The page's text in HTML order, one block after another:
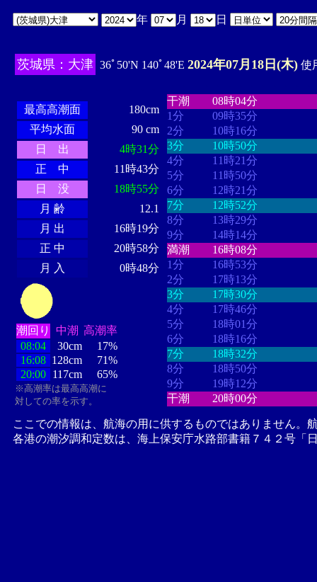
年 月 日
茨城県：大津 36ﾟ50'N 140ﾟ48'E 2024年07月18日(木) 使
最高高潮面
180cm
平均水面
90 cm
日 出
4時31分
正 中
11時43分
日 没
18時55分
月 齢
12.1
月 出
16時19分
正 中
20時58分
月 入
0時48分
潮回り 中潮 高潮率
08:04
30cm
17%
16:08 128cm
71%
20:00 117cm 65%
※高潮率は最高高潮に
対しての率を示す。
干潮
08時04分
1分
09時35分
2分
10時16分
3分
10時50分
4分
11時21分
5分
11時50分
6分
12時21分
7分
12時52分
8分
13時29分
9分
14時14分
満潮
16時08分
1分
16時53分
2分
17時13分
3分
17時30分
4分
17時46分
5分
18時01分
6分
18時16分
7分
18時32分
8分
18時50分
9分
19時12分
干潮
20時00分
ここでの情報は、航海の用に供するものではありません。
各港の潮汐調和定数は、海上保安庁水路部書籍７４２号「